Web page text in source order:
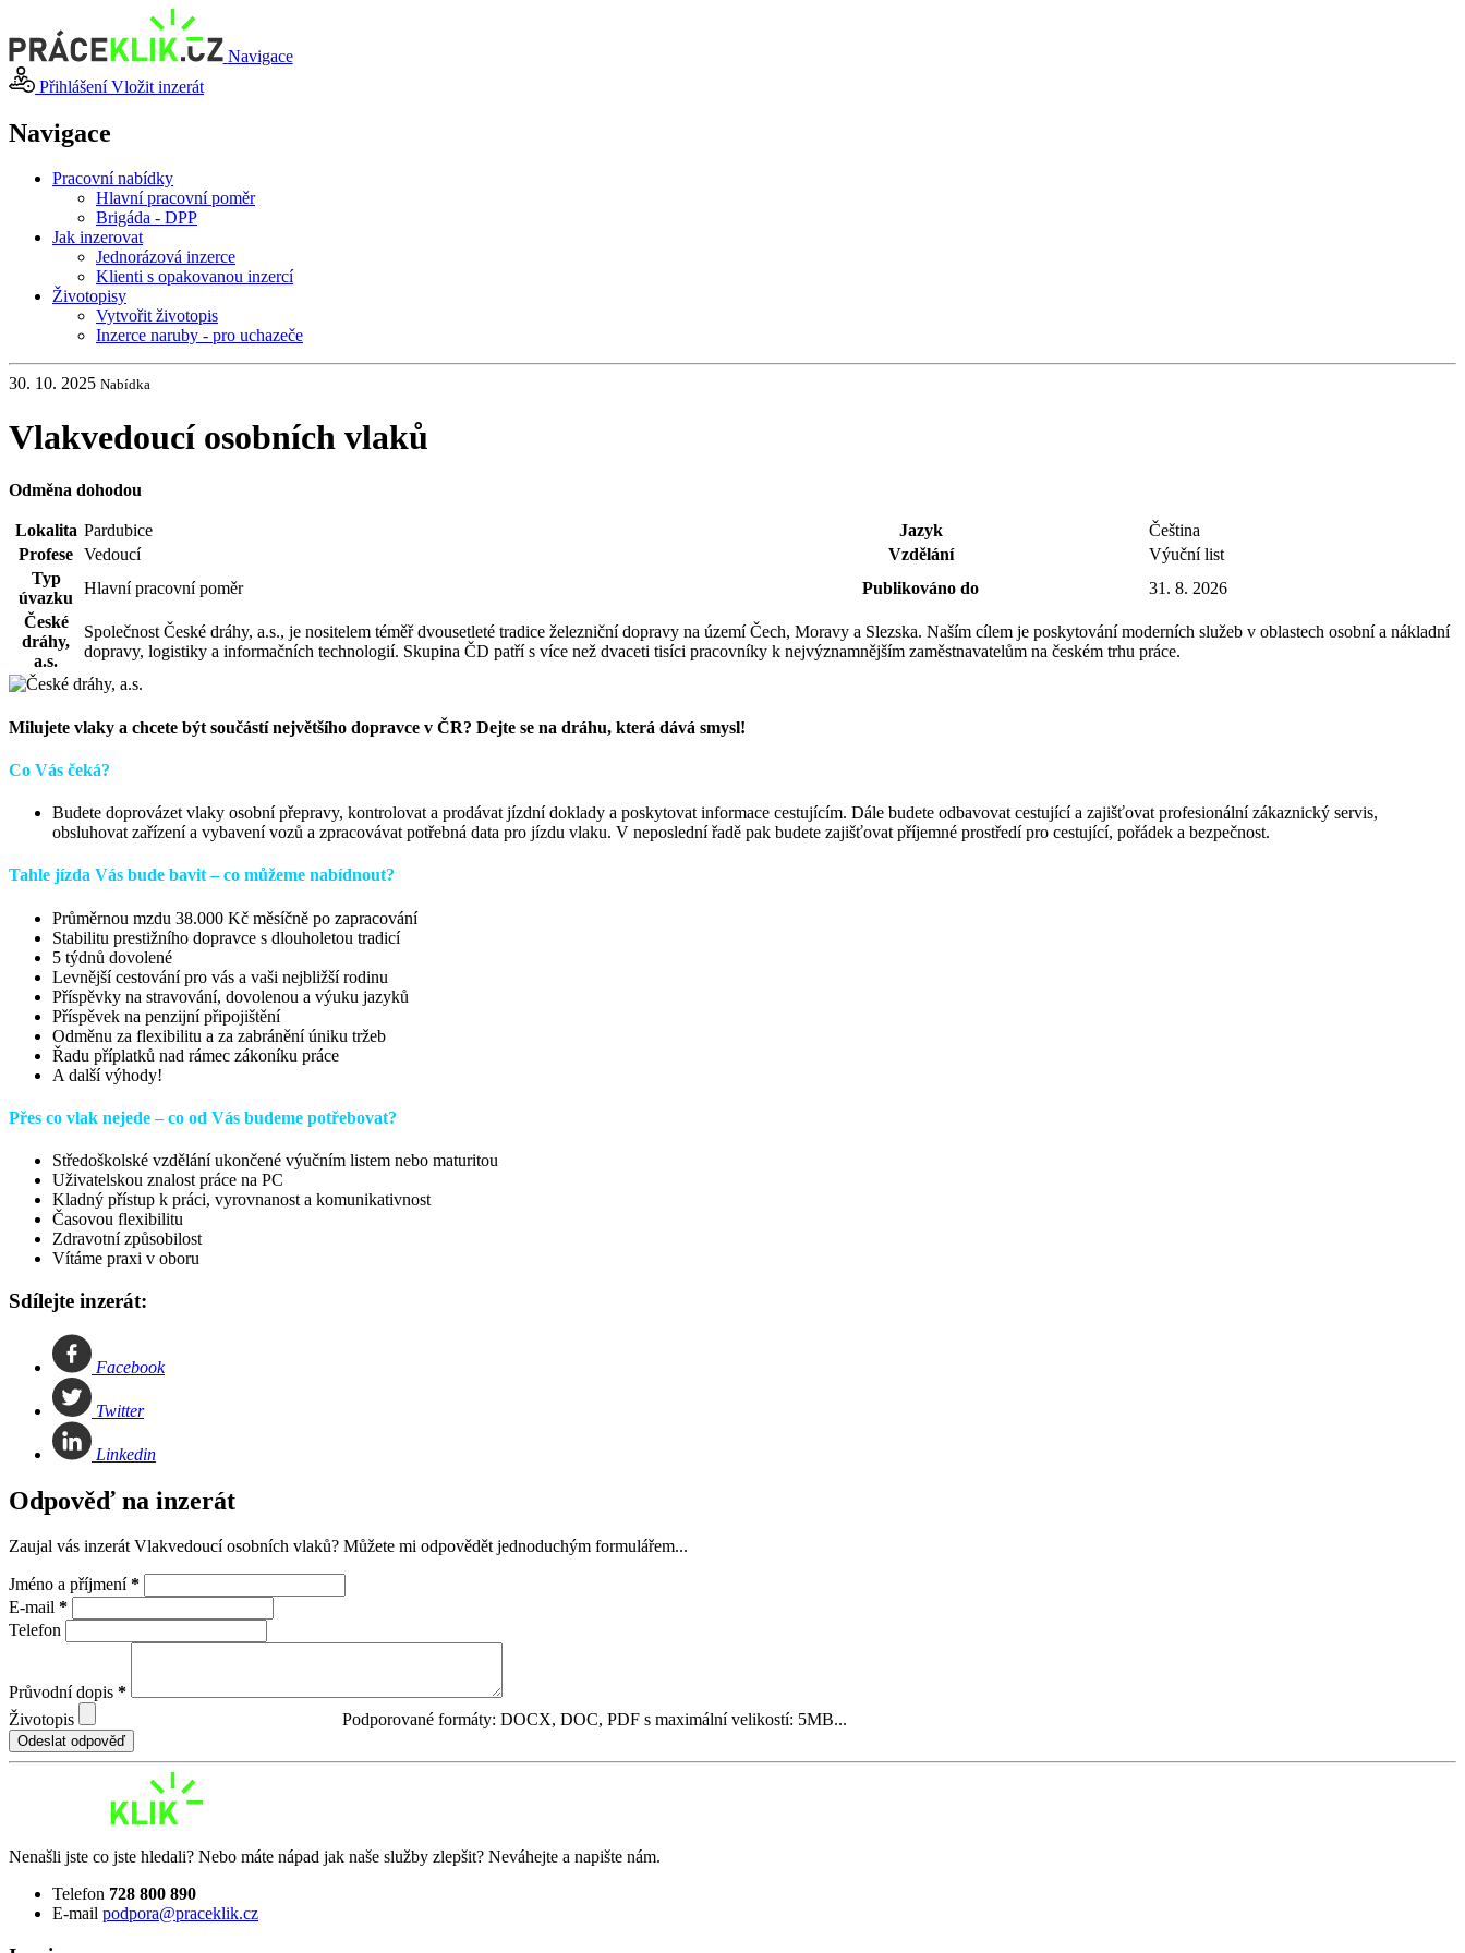
Navigace
PřihlášeníVložit inzerát
Navigace
Pracovní nabídky
Hlavní pracovní poměr
Brigáda - DPP
Jak inzerovat
Jednorázová inzerce
Klienti s opakovanou inzercí
Životopisy
Vytvořit životopis
Inzerce naruby - pro uchazeče
30. 10. 2025 Nabídka
Vlakvedoucí osobních vlaků
Odměna dohodou
Lokalita Pardubice Jazyk
Čeština
Profese Vedoucí Vzdělání
Výuční list
Typ
úvazku
Hlavní pracovní poměr Publikováno do
31. 8. 2026
České
dráhy,
a.s.
Společnost České dráhy, a.s., je nositelem téměř dvousetleté tradice železniční dopravy na území Čech, Moravy a Slezska. Naším cílem je poskytování moderních služeb v oblastech osobní a nákladní
dopravy, logistiky a informačních technologií. Skupina ČD patří s více než dvaceti tisíci pracovníky k nejvýznamnějším zaměstnavatelům na českém trhu práce.
Milujete vlaky a chcete být součástí největšího dopravce v ČR? Dejte se na dráhu, která dává smysl!
Co Vás čeká?
Budete doprovázet vlaky osobní přepravy, kontrolovat a prodávat jízdní doklady a poskytovat informace cestujícím. Dále budete odbavovat cestující a zajišťovat profesionální zákaznický servis,
obsluhovat zařízení a vybavení vozů a zpracovávat potřebná data pro jízdu vlaku. V neposlední řadě pak budete zajišťovat příjemné prostředí pro cestující, pořádek a bezpečnost.
Tahle jízda Vás bude bavit – co můžeme nabídnout?
Průměrnou mzdu 38.000 Kč měsíčně po zapracování
Stabilitu prestižního dopravce s dlouholetou tradicí
5 týdnů dovolené
Levnější cestování pro vás a vaši nejbližší rodinu
Příspěvky na stravování, dovolenou a výuku jazyků
Příspěvek na penzijní připojištění
Odměnu za flexibilitu a za zabránění úniku tržeb
Řadu příplatků nad rámec zákoníku práce
A další výhody!
Přes co vlak nejede – co od Vás budeme potřebovat?
Středoškolské vzdělání ukončené výučním listem nebo maturitou
Uživatelskou znalost práce na PC
Kladný přístup k práci, vyrovnanost a komunikativnost
Časovou flexibilitu
Zdravotní způsobilost
Vítáme praxi v oboru
Sdílejte inzerát:
Facebook
Twitter
Linkedin
Odpověď na inzerát
Zaujal vás inzerát Vlakvedoucí osobních vlaků? Můžete mi odpovědět jednoduchým formulářem...
Jméno a příjmení *
E-mail *
Telefon
Průvodní dopis *
Životopis
Podporované formáty: DOCX, DOC, PDF s maximální velikostí: 5MB...
Odeslat odpověď
Nenašli jste co jste hledali? Nebo máte nápad jak naše služby zlepšit? Neváhejte a napište nám.
Telefon 728 800 890
E-mail podpora@praceklik.cz